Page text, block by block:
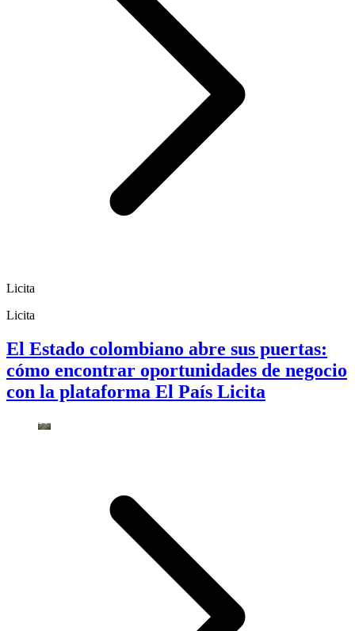
Licita
Licita
El Estado colombiano abre sus puertas:
cómo encontrar oportunidades de negocio
con la plataforma El País Licita